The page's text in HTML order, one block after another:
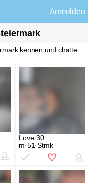
Anmelden
kennen und chatte
Lover30
m·51·Stmk